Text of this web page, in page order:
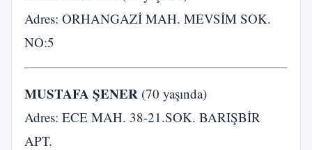
Adres: ORHANGAZİ MAH. MEVSİM SOK.
NO:5
MUSTAFA ŞENER (70 yaşında)
Adres: ECE MAH. 38-21.SOK. BARIŞBİR
APT.